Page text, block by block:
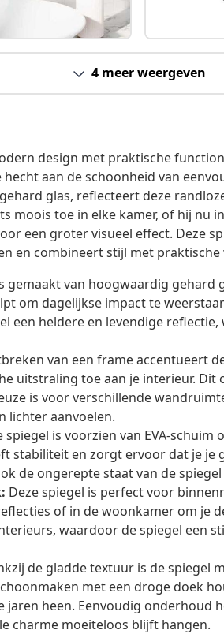
4 meer weergeven
design met praktische
aan de schoonheid van
glas, reflecteert deze
moois toe in elke kamer, of hij nu
een groter visueel effect. Deze
en combineert stijl met praktische
gemaakt van hoogwaardig gehard
om dagelijkse impact te
een heldere en levendige
van een frame accentueert
uitstraling toe aan je interieur.
is voor verschillende
lichter aanvoelen.
spiegel is voorzien van EVA-
stabiliteit en zorgt ervoor dat je je
de ongerepte staat van de
Deze spiegel is perfect voor
of in de woonkamer om je
waardoor de spiegel een
de gladde textuur is de spiegel
met een droge doek
jaren heen. Eenvoudig onderhoud
charme moeiteloos blijft hangen.